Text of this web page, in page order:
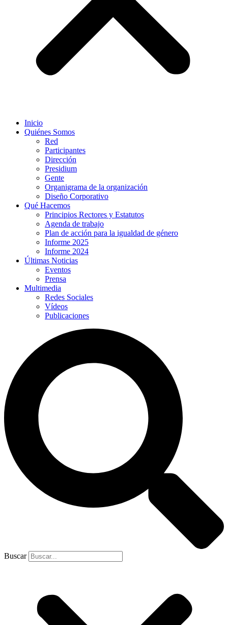
Inicio
Quiénes Somos
Red
Participantes
Dirección
Presidium
Gente
Organigrama de la organización
Diseño Corporativo
Qué Hacemos
Principios Rectores y Estatutos
Agenda de trabajo
Plan de acción para la igualdad de género
Informe 2025
Informe 2024
Últimas Noticias
Eventos
Prensa
Multimedia
Redes Sociales
Vídeos
Publicaciones
Buscar